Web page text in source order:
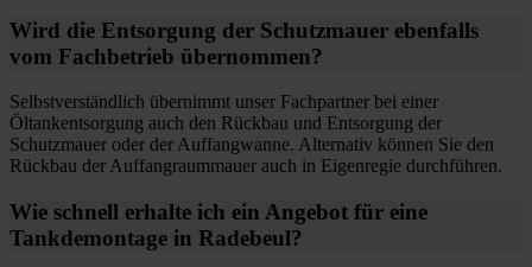
Wird die Entsorgung der Schutzmauer ebenfalls
vom Fachbetrieb übernommen?
Selbstverständlich übernimmt unser Fachpartner bei einer
Öltankentsorgung auch den Rückbau und Entsorgung der
Schutzmauer oder der Auffangwanne. Alternativ können Sie den
Rückbau der Auffangraummauer auch in Eigenregie durchführen.
Wie schnell erhalte ich ein Angebot für eine
Tankdemontage in Radebeul?